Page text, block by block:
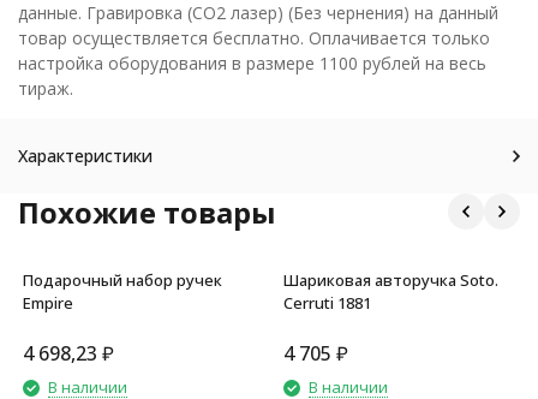
данные. Гравировка (CO2 лазер) (Без чернения) на данный
товар осуществляется бесплатно. Оплачивается только
настройка оборудования в размере 1100 рублей на весь
тираж.
Характеристики
Похожие товары
Подарочный набор ручек
Empire
4 698,23 ₽
В наличии
Шариковая авторучка Soto.
Cerruti 1881
4 705 ₽
В наличии